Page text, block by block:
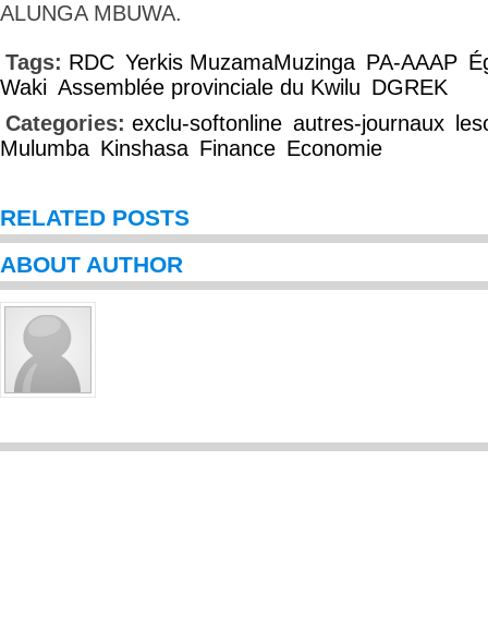
ALUNGA MBUWA.
Tags: RDC Yerkis MuzamaMuzinga PA-AAAP
Waki Assemblée provinciale du Kwilu DGREK
Categories: exclu-softonline autres-journaux
Mulumba Kinshasa Finance Economie
RELATED POSTS
ABOUT AUTHOR